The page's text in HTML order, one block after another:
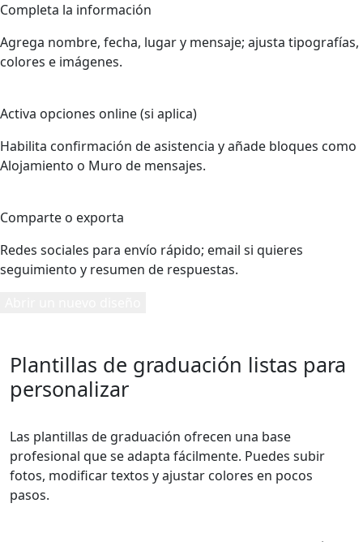
Completa la información
Agrega nombre, fecha, lugar y mensaje; ajusta tipografías,
colores e imágenes.
Activa opciones online (si aplica)
Habilita confirmación de asistencia y añade bloques como
Alojamiento o Muro de mensajes.
Comparte o exporta
Redes sociales para envío rápido; email si quieres
seguimiento y resumen de respuestas.
Plantillas de graduación listas para
personalizar
Las plantillas de graduación ofrecen una base
profesional que se adapta fácilmente. Puedes subir
fotos, modificar textos y ajustar colores en pocos
pasos.